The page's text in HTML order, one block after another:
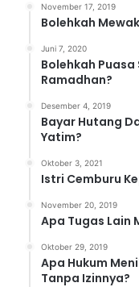
November 17, 2019
Bolehkah
Juni 7, 2020
Bolehkah Puasa
Ramadhan?
Desember 4, 2019
Bayar Hutang
Yatim?
Oktober 3, 2021
Istri Cemburu
November 20, 2019
Apa Tugas Lain
Oktober 29, 2019
Apa Hukum
Tanpa Izinnya?